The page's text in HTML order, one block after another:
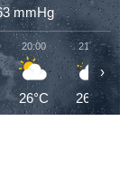
mmHg
20:00
26°C
21:00
26°C
›